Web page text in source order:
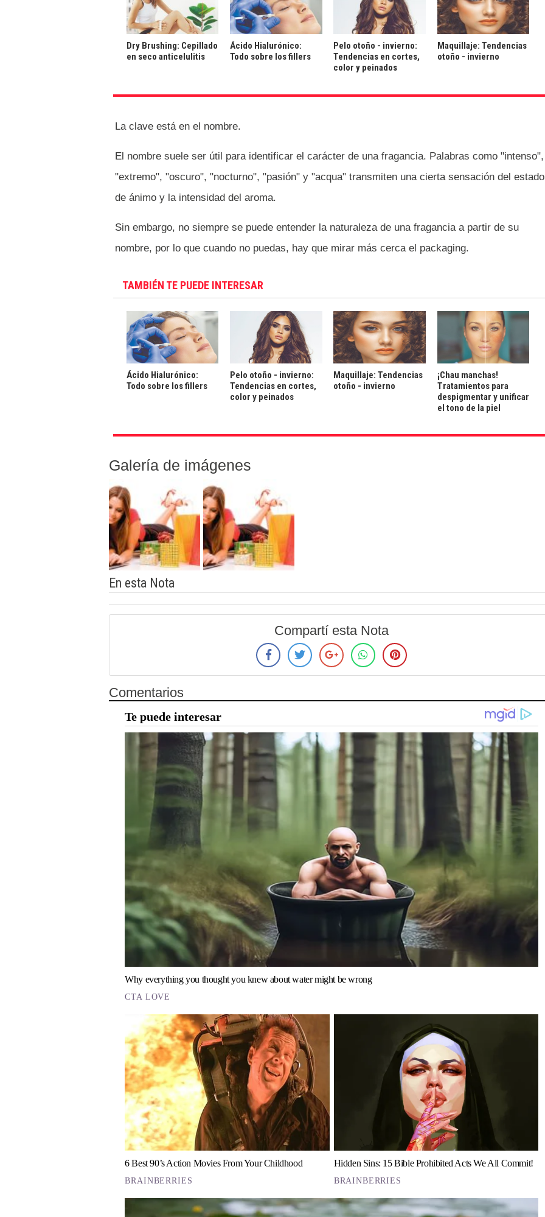
Dry Brushing: Cepillado
en seco anticelulitis
Ácido Hialurónico:
Todo sobre los fillers
Pelo otoño - invierno:
Tendencias en cortes,
color y peinados
Maquillaje: Tendencias
otoño - invierno
La clave está en el nombre.
El nombre suele ser útil para identificar el carácter de una fragancia. Palabras como "intenso",
"extremo", "oscuro", "nocturno", "pasión" y "acqua" transmiten una cierta sensación del estado
de ánimo y la intensidad del aroma.
Sin embargo, no siempre se puede entender la naturaleza de una fragancia a partir de su
nombre, por lo que cuando no puedas, hay que mirar más cerca el packaging.
TAMBIÉN TE PUEDE INTERESAR
Ácido Hialurónico:
Todo sobre los fillers
Pelo otoño - invierno:
Tendencias en cortes,
color y peinados
Maquillaje: Tendencias
otoño - invierno
¡Chau manchas!
Tratamientos para
despigmentar y unificar
el tono de la piel
Galería de imágenes
En esta Nota
Compartí esta Nota
Comentarios